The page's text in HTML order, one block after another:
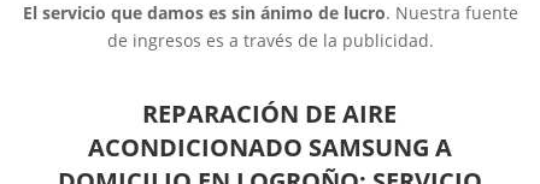
El servicio que damos es sin ánimo de lucro. Nuestra fuente
de ingresos es a través de la publicidad.
REPARACIÓN DE AIRE
ACONDICIONADO SAMSUNG A